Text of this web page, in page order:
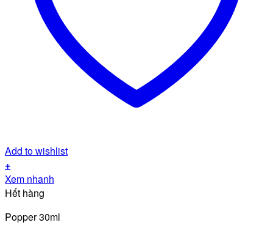
Add to wishlist
+
Xem nhanh
Hết hàng
Popper 30ml